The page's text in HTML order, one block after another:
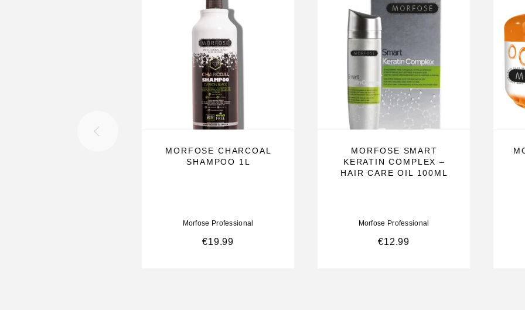
MORFOSE CHARCOAL
SHAMPOO 1L
Morfose Professional
€19.99
MORFOSE SMART
KERATIN COMPLEX –
HAIR CARE OIL 100ML
Morfose Professional
€12.99